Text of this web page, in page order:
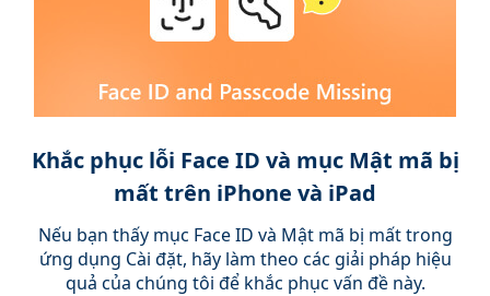
Khắc phục lỗi Face ID và mục Mật mã bị
mất trên iPhone và iPad
Nếu bạn thấy mục Face ID và Mật mã bị mất trong
ứng dụng Cài đặt, hãy làm theo các giải pháp hiệu
quả của chúng tôi để khắc phục vấn đề này.